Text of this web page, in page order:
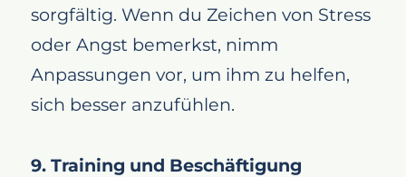
sorgfältig. Wenn du Zeichen von Stress
oder Angst bemerkst, nimm
Anpassungen vor, um ihm zu helfen,
sich besser anzufühlen.
9. Training und Beschäftigung